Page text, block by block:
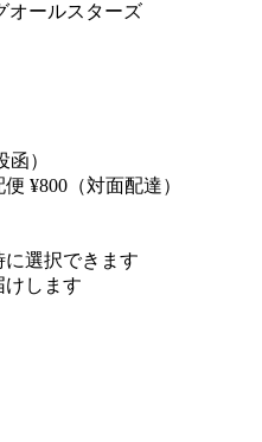
オールスターズ
）
¥800（対面配達）
選択できます
します